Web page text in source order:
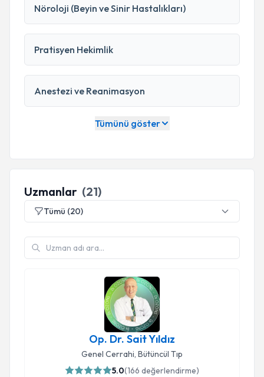
Nöroloji (Beyin ve Sinir Hastalıkları)
Pratisyen Hekimlik
Anestezi ve Reanimasyon
Tümünü göster
Uzmanlar (21)
Tümü (20)
Op. Dr. Sait Yıldız
Genel Cerrahi, Bütüncül Tıp
5.0(166 değerlendirme)